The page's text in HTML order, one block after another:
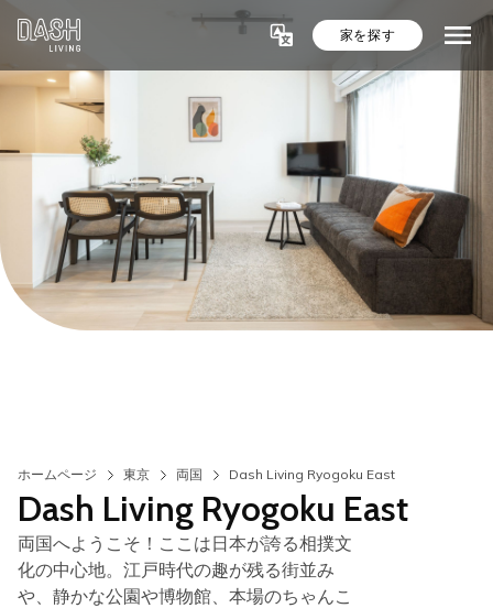
家を探す
ホームページ 東京 両国 Dash Living Ryogoku East
Dash Living Ryogoku East
両国へようこそ！ここは日本が誇る相撲文
化の中心地。江戸時代の趣が残る街並み
や、静かな公園や博物館、本場のちゃんこ